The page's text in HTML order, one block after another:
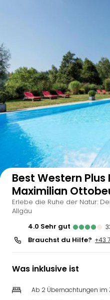
Best Western
Maximilian
Erlebe die Ruhe der Natur:
Allgäu
4.0
sehr gut
Brauchst du Hilfe? +43
Was inklusive ist
Ab 2 Übernachtungen im